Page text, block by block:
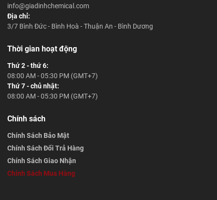
info@giadinhchemical.com
Địa chỉ:
3/7 Bình Đức - Bình Hoà - Thuận An - Bình Dương
Thời gian hoạt động
Thứ 2 - thứ 6:
08:00 AM - 05:30 PM (GMT+7)
Thứ 7 - chủ nhật:
08:00 AM - 05:30 PM (GMT+7)
Chính sách
Chính Sách Bảo Mật
Chính Sách Đổi Trả Hàng
Chính Sách Giao Nhận
Chính Sách Mua Hàng